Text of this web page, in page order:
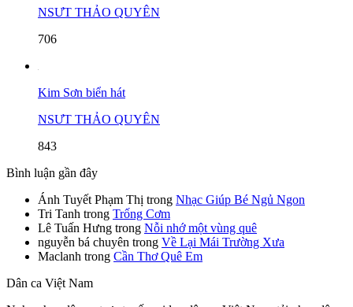
NSƯT THẢO QUYÊN
706
Kim Sơn biển hát
NSƯT THẢO QUYÊN
843
Bình luận gần đây
Ánh Tuyết Phạm Thị trong Nhạc Giúp Bé Ngủ Ngon
Tri Tanh trong Trống Cơm
Lê Tuấn Hưng trong Nỗi nhớ một vùng quê
nguyễn bá chuyên trong Về Lại Mái Trường Xưa
Maclanh trong Cần Thơ Quê Em
Dân ca Việt Nam